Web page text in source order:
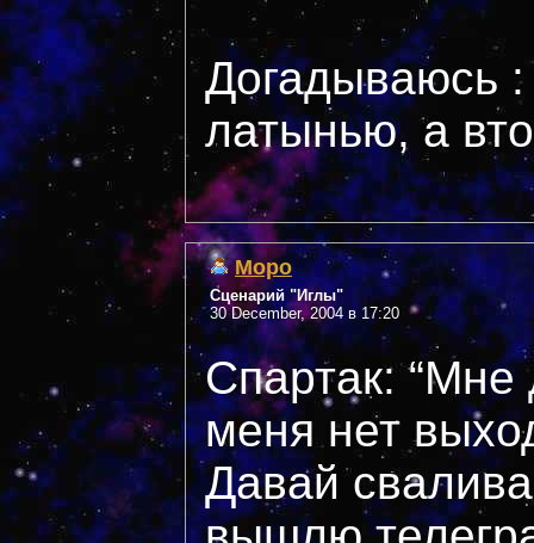
Догадываюсь
латынью, а
Mopo
Сценарий "Иглы"
30 December, 2004 в 17:20
Спартак: “Мне
меня нет
Давай